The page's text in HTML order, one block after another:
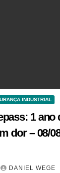
INDUSTRIAL
1 ano
dor – 08/
DANIEL WEGE